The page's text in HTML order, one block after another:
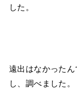
した。
遠出はなかった
し、調べました。